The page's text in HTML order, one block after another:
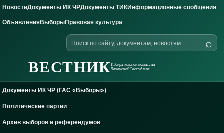
Skip to content
НовостиДокументы ИК ЧРДокументы ТИКИнформационные сообщения
ОбъявленияВыборыПравовая культура
ВЕСТНИКИзбирательной комиссии
Чеченской Республики
Поиск
по
⌕
Документы ИК ЧР (ГАС «Выборы»)
Политические партии
Архив выборов и референдумов